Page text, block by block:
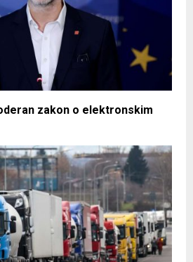
zakon o elektronskim